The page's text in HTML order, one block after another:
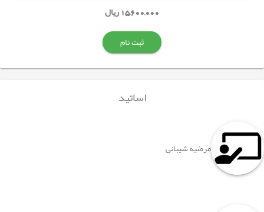
15,600,000 ریال
ثبت نام
اساتید
مرضیه شیبانی